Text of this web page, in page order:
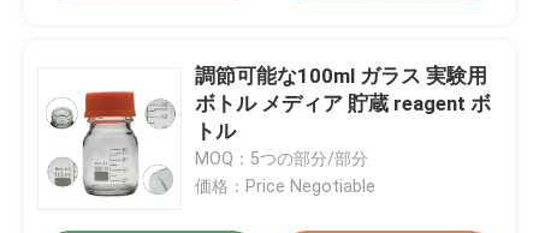
調節可能な100ml ガラス 実験用
ボトル メディア 貯蔵 reagent ボ
トル
MOQ：5つの部分/部分
価格：Price Negotiable